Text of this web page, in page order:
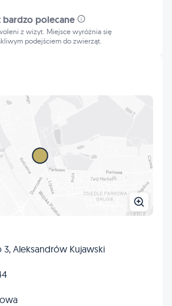
Aleksandrów Kujawski
bardzo polecane
z wizyt. Miejsce wyróżnia się
podejściem do zwierząt.